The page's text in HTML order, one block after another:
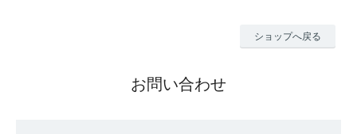
ショップへ戻る
お問い合わせ